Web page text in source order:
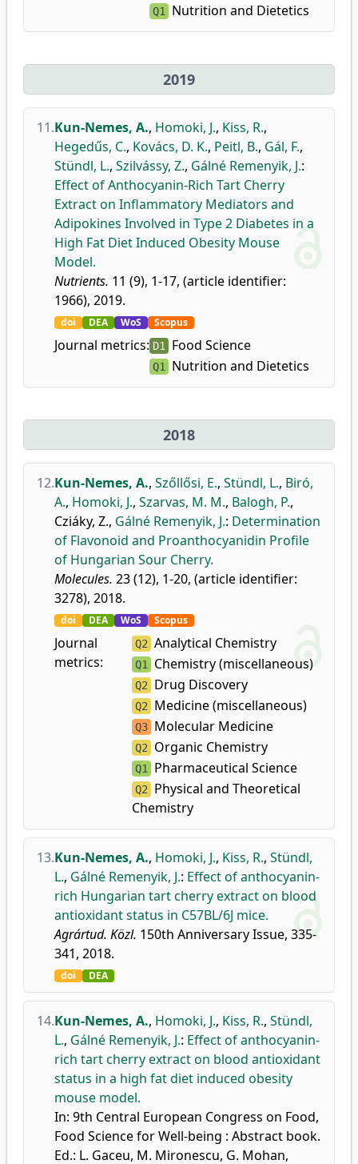
Q1 Nutrition and Dietetics
2019
11.Kun-Nemes, A., Homoki, J., Kiss, R.,
Hegedűs, C., Kovács, D. K., Peitl, B., Gál, F.,
Stündl, L., Szilvássy, Z., Gálné Remenyik, J.:
Effect of Anthocyanin-Rich Tart Cherry
Extract on Inflammatory Mediators and
Adipokines Involved in Type 2 Diabetes in a
High Fat Diet Induced Obesity Mouse
Model.
Nutrients. 11 (9), 1-17, (article identifier:
1966), 2019.
doi DEA WoS Scopus
Journal metrics: D1 Food Science
Q1 Nutrition and Dietetics
2018
12.Kun-Nemes, A., Szőllősi, E., Stündl, L., Biró,
A., Homoki, J., Szarvas, M. M., Balogh, P.,
Cziáky, Z., Gálné Remenyik, J.: Determination
of Flavonoid and Proanthocyanidin Profile
of Hungarian Sour Cherry.
Molecules. 23 (12), 1-20, (article identifier:
3278), 2018.
doi DEA WoS Scopus
Journal
metrics:
Q2 Analytical Chemistry
Q1 Chemistry (miscellaneous)
Q2 Drug Discovery
Q2 Medicine (miscellaneous)
Q3 Molecular Medicine
Q2 Organic Chemistry
Q1 Pharmaceutical Science
Q2 Physical and Theoretical
Chemistry
13.Kun-Nemes, A., Homoki, J., Kiss, R., Stündl,
L., Gálné Remenyik, J.: Effect of anthocyanin-
rich Hungarian tart cherry extract on blood
antioxidant status in C57BL/6J mice.
Agrártud. Közl. 150th Anniversary Issue, 335-
341, 2018.
doi DEA
14.Kun-Nemes, A., Homoki, J., Kiss, R., Stündl,
L., Gálné Remenyik, J.: Effect of anthocyanin-
rich tart cherry extract on blood antioxidant
status in a high fat diet induced obesity
mouse model.
In: 9th Central European Congress on Food,
Food Science for Well-being : Abstract book.
Ed.: L. Gaceu, M. Mironescu, G. Mohan,